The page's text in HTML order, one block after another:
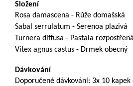
Složení
Rosa damascena - Růže domašská
Sabal serrulatum - Serenoa plazivá
Turnera diffusa - Pastala rozpostřená
Vitex agnus castus - Drmek obecný
Dávkování
Doporučené dávkování: 3x 10 kapek